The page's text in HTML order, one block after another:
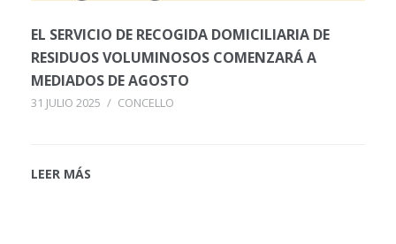
EL SERVICIO DE RECOGIDA DOMICILIARIA DE
RESIDUOS VOLUMINOSOS COMENZARÁ A
MEDIADOS DE AGOSTO
31 JULIO 2025 / CONCELLO
LEER MÁS